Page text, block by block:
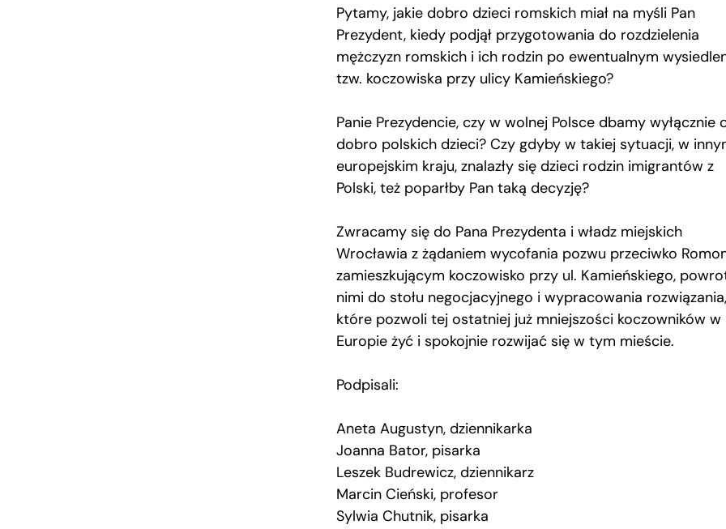
Pytamy, jakie dobro dzieci romskich miał na myśli Pan
Prezydent, kiedy podjął przygotowania do rozdzielenia
mężczyzn romskich i ich rodzin po ewentualnym
tzw. koczowiska przy ulicy Kamieńskiego?
Panie Prezydencie, czy w wolnej Polsce dbamy wyłącznie
dobro polskich dzieci? Czy gdyby w takiej sytuacji, w
europejskim kraju, znalazły się dzieci rodzin imigrantów z
Polski, też poparłby Pan taką decyzję?
Zwracamy się do Pana Prezydenta i władz miejskich
Wrocławia z żądaniem wycofania pozwu przeciwko
zamieszkującym koczowisko przy ul. Kamieńskiego,
nimi do stołu negocjacyjnego i wypracowania rozwiązania,
które pozwoli tej ostatniej już mniejszości koczowników w
Europie żyć i spokojnie rozwijać się w tym mieście.
Podpisali:
Aneta Augustyn, dziennikarka
Joanna Bator, pisarka
Leszek Budrewicz, dziennikarz
Marcin Cieński, profesor
Sylwia Chutnik, pisarka